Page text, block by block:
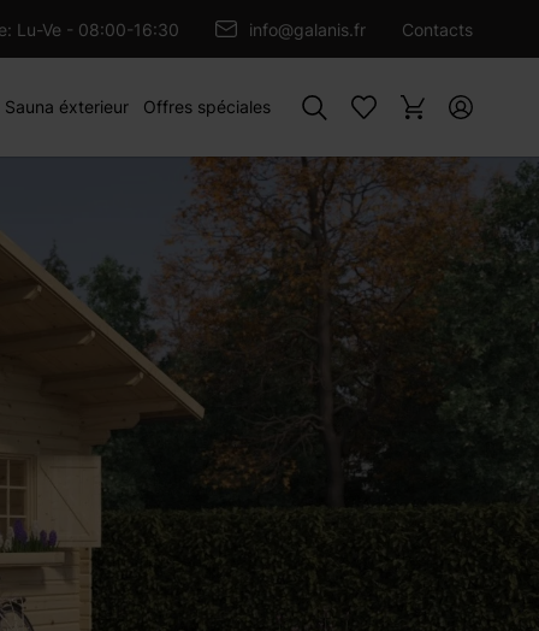
Lu-Ve - 08:00-16:30 info@galanis.fr
Contacts
Rechercher
Sauna éxterieur Offres spéciales